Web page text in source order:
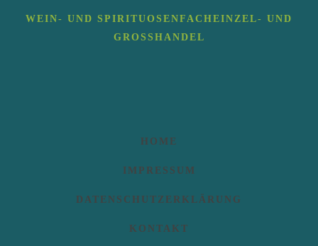
WEIN- UND SPIRITUOSENFACHEINZEL- UND
GROSSHANDEL
HOME
IMPRESSUM
DATENSCHUTZERKLÄRUNG
KONTAKT